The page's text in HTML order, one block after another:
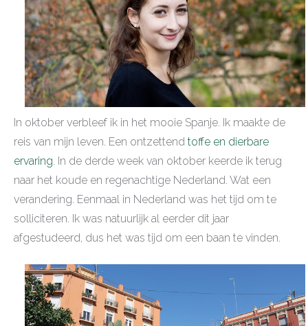
In oktober verbleef ik in het mooie Spanje. Ik maakte de
reis van mijn leven. Een ontzettend toffe en dierbare
ervaring . In de derde week van oktober keerde ik terug
naar het koude en regenachtige Nederland. Wat een
verandering. Eenmaal in Nederland was het tijd om te
solliciteren. Ik was natuurlijk al eerder dit jaar
afgestudeerd, dus het was tijd om een baan te vinden.